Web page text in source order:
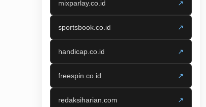
mixparlay.co.id ↗
sportsbook.co.id ↗
handicap.co.id ↗
freespin.co.id ↗
redaksiharian.com ↗